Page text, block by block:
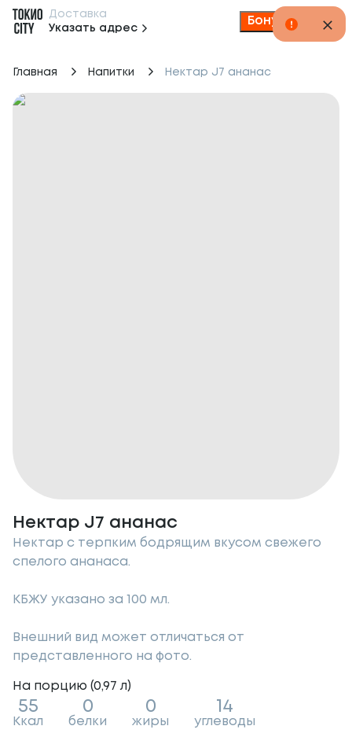
Доставка
Указать адрес
Бонусы
Главная Напитки Нектар J7 ананас
Нектар J7 ананас
Нектар с терпким бодрящим вкусом свежего
спелого ананаса.
КБЖУ указано за 100 мл.
Внешний вид может отличаться от
представленного на фото.
На порцию (0,97 л)
55
Ккал
0
белки
0
жиры
14
углеводы